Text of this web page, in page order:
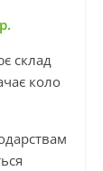
склад
коло